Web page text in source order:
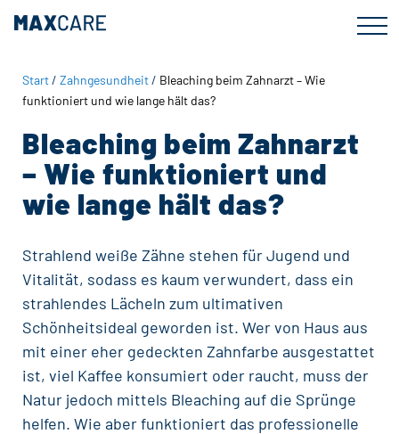
Zum
Inhalt
Zur
Fußzeile
Start/ Zahngesundheit/ Bleaching beim Zahnarzt – Wie
funktioniert und wie lange hält das?
Bleaching beim Zahnarzt
– Wie funktioniert und
wie lange hält das?
Strahlend weiße Zähne stehen für Jugend und
Vitalität, sodass es kaum verwundert, dass ein
strahlendes Lächeln zum ultimativen
Schönheitsideal geworden ist. Wer von Haus aus
mit einer eher gedeckten Zahnfarbe ausgestattet
ist, viel Kaffee konsumiert oder raucht, muss der
Natur jedoch mittels Bleaching auf die Sprünge
helfen. Wie aber funktioniert das professionelle